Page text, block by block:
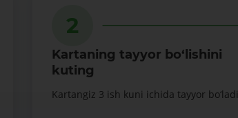
2
Kartaning tayyor bo‘lishini
kuting
Kartangiz 3 ish kuni ichida tayyor bo‘ladi